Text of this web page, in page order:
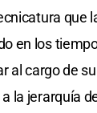
que
en los
al cargo de
la jerarquía